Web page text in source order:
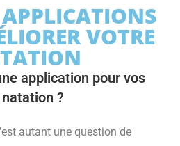
VOTRE
application pour vos
?
autant une question de